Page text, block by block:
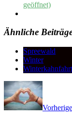
geöffnet)
Ähnliche
Spreewald
Winter